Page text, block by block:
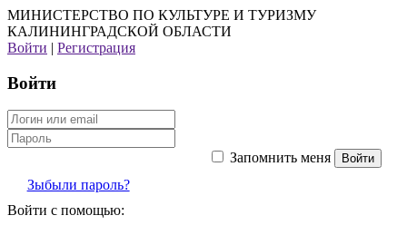
МИНИСТЕРСТВО ПО КУЛЬТУРЕ И ТУРИЗМУ
КАЛИНИНГРАДСКОЙ ОБЛАСТИ
Войти | Регистрация
Войти
Запомнить меня
Зыбыли пароль?
Войти с помощью: